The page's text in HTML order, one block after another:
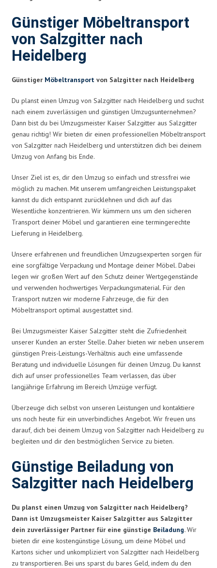
Günstiger Möbeltransport
von Salzgitter nach
Heidelberg
Günstiger Möbeltransport von Salzgitter nach Heidelberg
Du planst einen Umzug von Salzgitter nach Heidelberg und suchst
nach einem zuverlässigen und günstigen Umzugsunternehmen?
Dann bist du bei Umzugsmeister Kaiser Salzgitter aus Salzgitter
genau richtig! Wir bieten dir einen professionellen Möbeltransport
von Salzgitter nach Heidelberg und unterstützen dich bei deinem
Umzug von Anfang bis Ende.
Unser Ziel ist es, dir den Umzug so einfach und stressfrei wie
möglich zu machen. Mit unserem umfangreichen Leistungspaket
kannst du dich entspannt zurücklehnen und dich auf das
Wesentliche konzentrieren. Wir kümmern uns um den sicheren
Transport deiner Möbel und garantieren eine termingerechte
Lieferung in Heidelberg.
Unsere erfahrenen und freundlichen Umzugsexperten sorgen für
eine sorgfältige Verpackung und Montage deiner Möbel. Dabei
legen wir großen Wert auf den Schutz deiner Wertgegenstände
und verwenden hochwertiges Verpackungsmaterial. Für den
Transport nutzen wir moderne Fahrzeuge, die für den
Möbeltransport optimal ausgestattet sind.
Bei Umzugsmeister Kaiser Salzgitter steht die Zufriedenheit
unserer Kunden an erster Stelle. Daher bieten wir neben unserem
günstigen Preis-Leistungs-Verhältnis auch eine umfassende
Beratung und individuelle Lösungen für deinen Umzug. Du kannst
dich auf unser professionelles Team verlassen, das über
langjährige Erfahrung im Bereich Umzüge verfügt.
Überzeuge dich selbst von unseren Leistungen und kontaktiere
uns noch heute für ein unverbindliches Angebot. Wir freuen uns
darauf, dich bei deinem Umzug von Salzgitter nach Heidelberg zu
begleiten und dir den bestmöglichen Service zu bieten.
Günstige Beiladung von
Salzgitter nach Heidelberg
Du planst einen Umzug von Salzgitter nach Heidelberg?
Dann ist Umzugsmeister Kaiser Salzgitter aus Salzgitter
dein zuverlässiger Partner für eine günstige Beiladung.Wir
bieten dir eine kostengünstige Lösung, um deine Möbel und
Kartons sicher und unkompliziert von Salzgitter nach Heidelberg
zu transportieren. Bei uns sparst du bares Geld, indem du den